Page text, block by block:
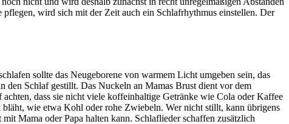
wird sich mit der Zeit auch ein Schlafrhythmus einstellen. Der
sollte das Neugeborene von warmem Licht umgeben sein, das
den Schlaf gestillt. Das Nuckeln an Mamas Brust dient vor dem
dass sie nicht viele koffeinhaltige Getränke wie Cola oder Kaffee
wie etwa Kohl oder rohe Zwiebeln. Wer nicht stillt, kann übrigens
Mama oder Papa halten kann. Schlaflieder schaffen zusätzlich